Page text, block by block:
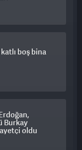
boş bina
Burkay
oldu